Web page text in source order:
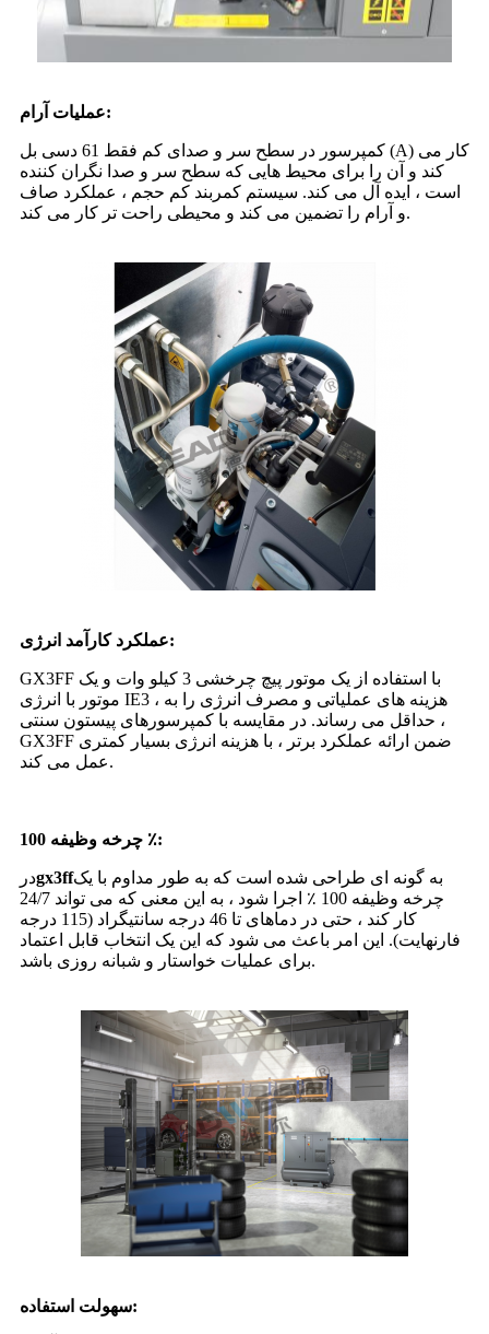
عملیات آرام:
کمپرسور در سطح سر و صدای کم فقط 61 دسی بل (A) کار می
کند و آن را برای محیط هایی که سطح سر و صدا نگران کننده
است ، ایده آل می کند. سیستم کمربند کم حجم ، عملکرد صاف
و آرام را تضمین می کند و محیطی راحت تر کار می کند.
عملکرد کارآمد انرژی:
GX3FF با استفاده از یک موتور پیچ چرخشی 3 کیلو وات و یک
موتور با انرژی IE3 ، هزینه های عملیاتی و مصرف انرژی را به
حداقل می رساند. در مقایسه با کمپرسورهای پیستون سنتی ،
GX3FF ضمن ارائه عملکرد برتر ، با هزینه انرژی بسیار کمتری
عمل می کند.
چرخه وظیفه 100 ٪:
درgx3ffبه گونه ای طراحی شده است که به طور مداوم با یک
چرخه وظیفه 100 ٪ اجرا شود ، به این معنی که می تواند 24/7
کار کند ، حتی در دماهای تا 46 درجه سانتیگراد (115 درجه
فارنهایت). این امر باعث می شود که این یک انتخاب قابل اعتماد
برای عملیات خواستار و شبانه روزی باشد.
سهولت استفاده: